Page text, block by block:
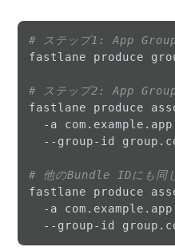
# ステップ1: App
fastlane produce
# ステップ2: App Group
fastlane produce
-a com.example.app
--group-id
# 他のBundle IDにも同
fastlane produce
-a